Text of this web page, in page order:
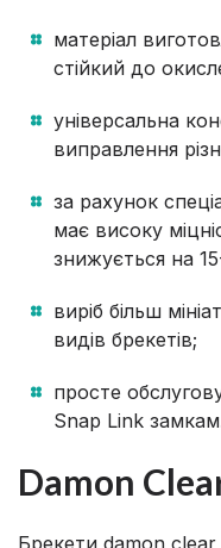
матеріал
стійкий до
універсальна
виправлення
за рахунок
має високу
знижується на
виріб більш
видів брекетів;
просте
Snap Link
Damon
Брекети damon clear